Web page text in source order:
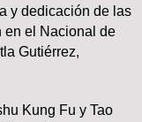
y dedicación de las
en el Nacional de
Gutiérrez,
Kung Fu y Tao